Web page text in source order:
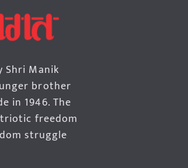
Shri Manik
brother
in 1946. The
freedom
struggle